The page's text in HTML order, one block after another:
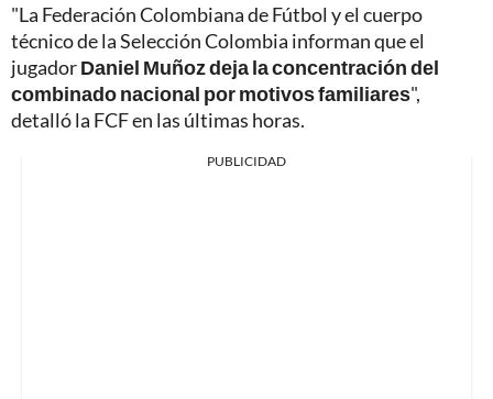
"La Federación Colombiana de Fútbol y el cuerpo
técnico de la Selección Colombia informan que el
jugadorDaniel Muñoz deja la concentración del
combinado nacional por motivos familiares",
detalló la FCF en las últimas horas.
PUBLICIDAD